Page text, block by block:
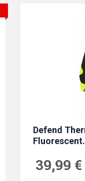
Defend
39,99 €